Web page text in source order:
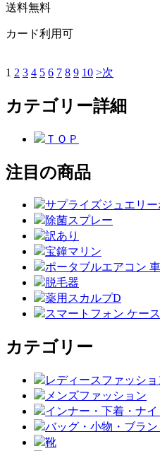
送料無料
カード利用可
1 2 3 4 5 6 7 8 9 10 >次
カテゴリー詳細
ＴＯＰ
注目の商品
サプライズジュエリー
除菌スプレー
訳あり
宝鐘マリン
ポータブルエアコン
脱毛器
薬用スカルプD
スマートフォン ケース
カテゴリー
レディースファッショ
メンズファッション
インナー・下着・ナ
バッグ・小物・ブラ
靴